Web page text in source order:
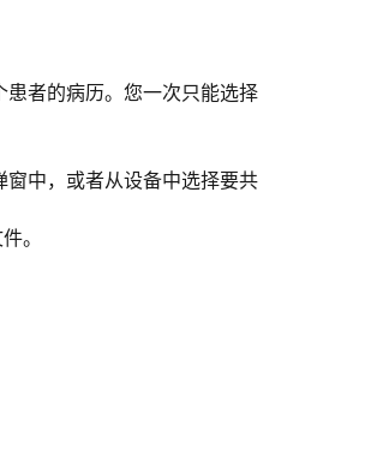
者的病历。您一次只能选择
中，或者从设备中选择要共
。